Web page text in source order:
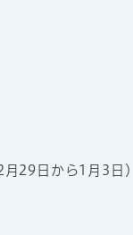
29日から1月3日）